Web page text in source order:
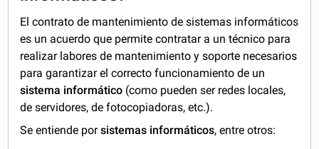
El contrato de mantenimiento de sistemas informáticos
es un acuerdo que permite contratar a un técnico para
realizar labores de mantenimiento y soporte necesarios
para garantizar el correcto funcionamiento de un
sistema informático (como pueden ser redes locales,
de servidores, de fotocopiadoras, etc.).
Se entiende porsistemas informáticos, entre otros: